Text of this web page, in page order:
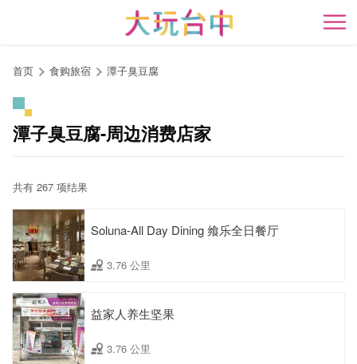
开
首页 食购旅宿 潭子臭豆腐
潭子臭豆腐-周边消费店家
共有 267 项结果
Soluna-All Day Dining 飨乐全日餐厅
3.76 公里
益家人养生坚果
3.76 公里